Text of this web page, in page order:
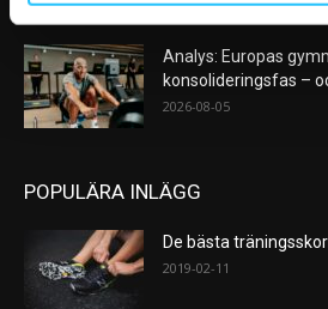
Analys: Europas
konsolideringsfas –
2026-08-05
POPULÄRA INLÄGG
De bästa
2019-02-11